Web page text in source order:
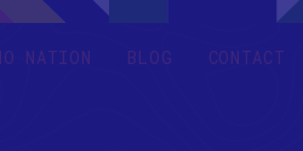
NATION BLOG CONTACT